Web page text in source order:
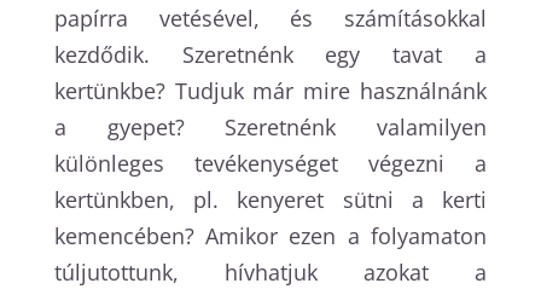
papírra vetésével, és számításokkal
kezdődik. Szeretnénk egy tavat a
kertünkbe? Tudjuk már mire használnánk
a gyepet? Szeretnénk valamilyen
különleges tevékenységet végezni a
kertünkben, pl. kenyeret sütni a kerti
kemencében? Amikor ezen a folyamaton
túljutottunk, hívhatjuk azokat a